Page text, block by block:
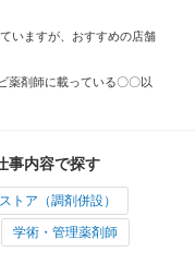
いますが、おすすめの店舗
薬剤師に載っている〇〇以
事内容で探す
トア（調剤併設）
学術・管理薬剤師